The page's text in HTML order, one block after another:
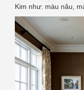
Kim như: màu nâu,